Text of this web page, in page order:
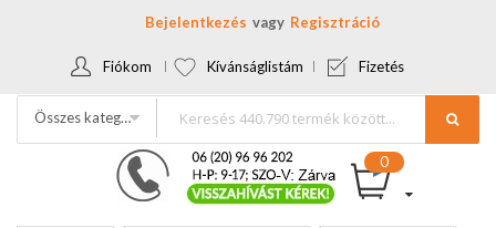
Bejelentkezés Regisztráció
Fiókom Kívánságlistám Fizetés
Összes kategória